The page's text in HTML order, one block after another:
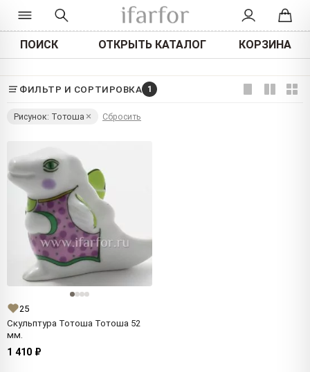
ПОИСК ОТКРЫТЬ КАТАЛОГ КОРЗИНА
ФИЛЬТР И СОРТИРОВКА 1
Рисунок: Тотоша Сбросить
25
Скульптура Тотоша Тотоша 52
мм.
1 410 ₽